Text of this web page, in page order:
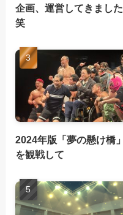
企画、運営してきました
笑
2024年版「夢の懸け橋」
を観戦して